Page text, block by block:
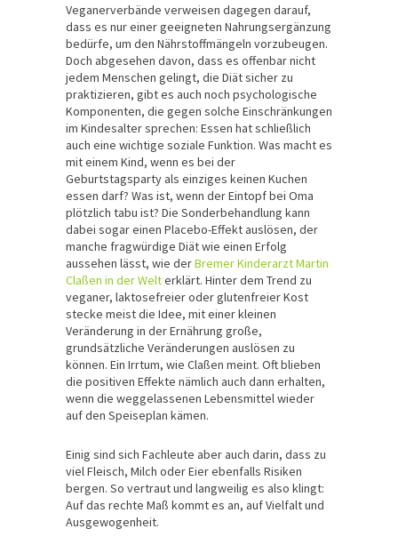
Veganerverbände verweisen dagegen darauf,
dass es nur einer geeigneten Nahrungsergänzung
bedürfe, um den Nährstoffmängeln vorzubeugen.
Doch abgesehen davon, dass es offenbar nicht
jedem Menschen gelingt, die Diät sicher zu
praktizieren, gibt es auch noch psychologische
Komponenten, die gegen solche Einschränkungen
im Kindesalter sprechen: Essen hat schließlich
auch eine wichtige soziale Funktion. Was macht es
mit einem Kind, wenn es bei der
Geburtstagsparty als einziges keinen Kuchen
essen darf? Was ist, wenn der Eintopf bei Oma
plötzlich tabu ist? Die Sonderbehandlung kann
dabei sogar einen Placebo-Effekt auslösen, der
manche fragwürdige Diät wie einen Erfolg
aussehen lässt, wie derBremer Kinderarzt Martin
Claßen in der Welterklärt. Hinter dem Trend zu
veganer, laktosefreier oder glutenfreier Kost
stecke meist die Idee, mit einer kleinen
Veränderung in der Ernährung große,
grundsätzliche Veränderungen auslösen zu
können. Ein Irrtum, wie Claßen meint. Oft blieben
die positiven Effekte nämlich auch dann erhalten,
wenn die weggelassenen Lebensmittel wieder
auf den Speiseplan kämen.
Einig sind sich Fachleute aber auch darin, dass zu
viel Fleisch, Milch oder Eier ebenfalls Risiken
bergen. So vertraut und langweilig es also klingt:
Auf das rechte Maß kommt es an, auf Vielfalt und
Ausgewogenheit.